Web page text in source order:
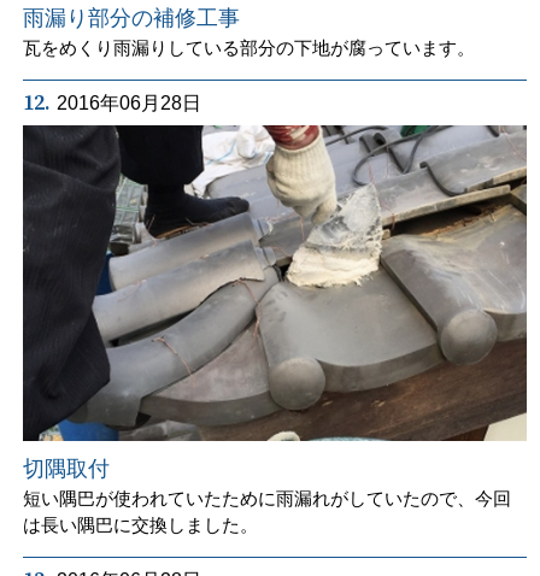
雨漏り部分の補修工事
瓦をめくり雨漏りしている部分の下地が腐っています。
12. 2016年06月28日
切隅取付
短い隅巴が使われていたために雨漏れがしていたので、今回
は長い隅巴に交換しました。